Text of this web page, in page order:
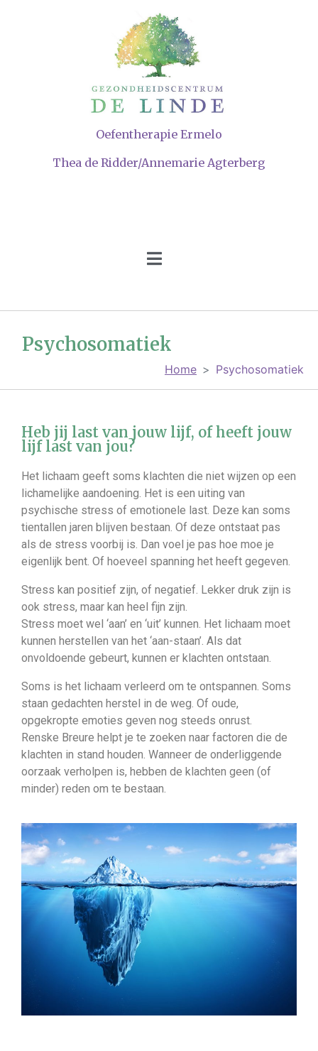
Oefentherapie Ermelo
Thea de Ridder/Annemarie Agterberg
Psychosomatiek
Home Psychosomatiek
Heb jij last van jouw lijf, of heeft jouw
lijf last van jou?
Het lichaam geeft soms klachten die niet wijzen op een
lichamelijke aandoening. Het is een uiting van
psychische stress of emotionele last. Deze kan soms
tientallen jaren blijven bestaan. Of deze ontstaat pas
als de stress voorbij is. Dan voel je pas hoe moe je
eigenlijk bent. Of hoeveel spanning het heeft gegeven.
Stress kan positief zijn, of negatief. Lekker druk zijn is
ook stress, maar kan heel fijn zijn.
Stress moet wel ‘aan’ en ‘uit’ kunnen. Het lichaam moet
kunnen herstellen van het ‘aan-staan’. Als dat
onvoldoende gebeurt, kunnen er klachten ontstaan.
Soms is het lichaam verleerd om te ontspannen. Soms
staan gedachten herstel in de weg. Of oude,
opgekropte emoties geven nog steeds onrust.
Renske Breure helpt je te zoeken naar factoren die de
klachten in stand houden. Wanneer de onderliggende
oorzaak verholpen is, hebben de klachten geen (of
minder) reden om te bestaan.